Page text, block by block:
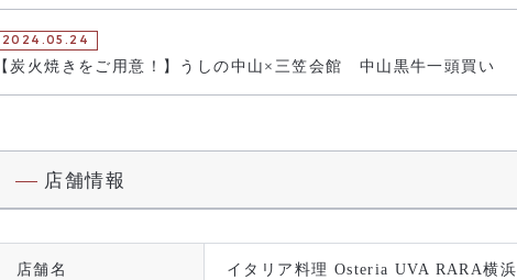
2024.05.24
【炭火焼きをご用意！】うしの中山×三笠会館 中山黒牛一頭買い
店舗情報
店舗名
イタリア料理 Osteria UVA RARA横浜